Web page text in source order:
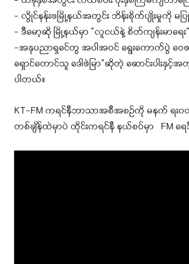
– လွိုင်နန်းဖမြို့နယ်အတွင်း ဘိန်းစိုက်ပျိုးမှုကို မပ
– ဒီမော့ဆို မြို့နယ်မှာ “လူငယ်နဲ့ စိတ်ကျန်းမာရေ
-အနုပညာရှင်ေတွ အပါအဝင် ရွေးကောက်ပွဲ ဝ
ရှောင်တောင်သူ ဒေါဖဲမြာ”ဆိုတဲ့ ဆောင်းပါး
ပါတယ်။
KT-FM ကရင်နီဘာသာအစီအစဉ်ကို မနက် ရး
တစ်ချိန်ထဲမှာပဲ ထိုင်းကရင်နီ နယ်စပ်မှာ FM ရေ